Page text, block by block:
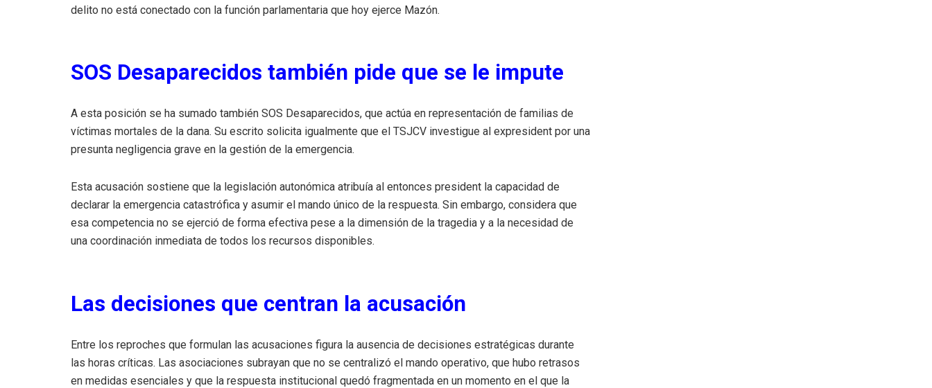
delito no está conectado con la función parlamentaria que hoy ejerce Mazón.
SOS Desaparecidos también pide que se le impute
A esta posición se ha sumado también SOS Desaparecidos, que actúa en representación de familias de
víctimas mortales de la dana. Su escrito solicita igualmente que el TSJCV investigue al expresident por una
presunta negligencia grave en la gestión de la emergencia.
Esta acusación sostiene que la legislación autonómica atribuía al entonces president la capacidad de
declarar la emergencia catastrófica y asumir el mando único de la respuesta. Sin embargo, considera que
esa competencia no se ejerció de forma efectiva pese a la dimensión de la tragedia y a la necesidad de
una coordinación inmediata de todos los recursos disponibles.
Las decisiones que centran la acusación
Entre los reproches que formulan las acusaciones figura la ausencia de decisiones estratégicas durante
las horas críticas. Las asociaciones subrayan que no se centralizó el mando operativo, que hubo retrasos
en medidas esenciales y que la respuesta institucional quedó fragmentada en un momento en el que la